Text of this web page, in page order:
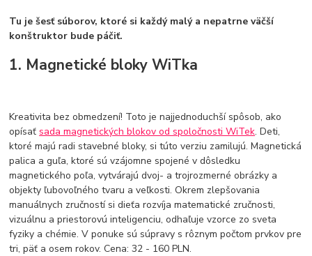
Tu je šesť súborov, ktoré si každý malý a nepatrne väčší
konštruktor bude páčiť.
1. Magnetické bloky WiTka
Kreativita bez obmedzení! Toto je najjednoduchší spôsob, ako
opísaťsada magnetických blokov od spoločnosti WiTek. Deti,
ktoré majú radi stavebné bloky, si túto verziu zamilujú. Magnetická
palica a guľa, ktoré sú vzájomne spojené v dôsledku
magnetického poľa, vytvárajú dvoj- a trojrozmerné obrázky a
objekty ľubovoľného tvaru a veľkosti. Okrem zlepšovania
manuálnych zručností si dieťa rozvíja matematické zručnosti,
vizuálnu a priestorovú inteligenciu, odhaľuje vzorce zo sveta
fyziky a chémie. V ponuke sú súpravy s rôznym počtom prvkov pre
tri, päť a osem rokov. Cena: 32 - 160 PLN.